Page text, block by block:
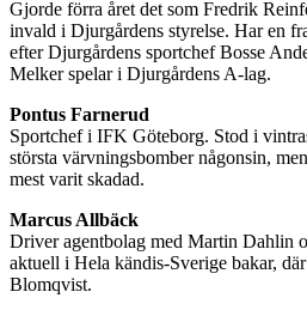
Gjorde förra året det som Fredrik
invald i Djurgårdens styrelse. Har en
efter Djurgårdens sportchef Bosse
Melker spelar i Djurgårdens A-lag.
Pontus Farnerud
Sportchef i IFK Göteborg. Stod i
största värvningsbomber någonsin,
mest varit skadad.
Marcus Allbäck
Driver agentbolag med Martin Dahlin
aktuell i Hela kändis-Sverige bakar,
Blomqvist.